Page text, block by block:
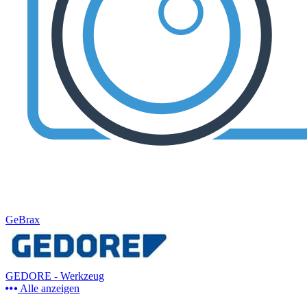
GeBrax
GEDORE - Werkzeug
Alle anzeigen